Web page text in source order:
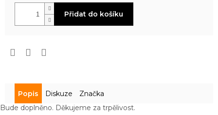
Přidat do košíku
Popis Diskuze
Značka
Bude doplněno. Děkujeme za trpělivost.